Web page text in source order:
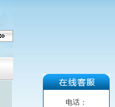
电话：